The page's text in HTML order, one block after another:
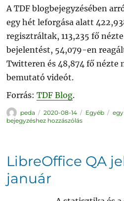
A TDF blogbejegyzésében
egy hét leforgása alatt
regisztráltak, 113,235 fő
bejelentést, 54,079-en
Twitteren és 48,874 fő nézte
bemutató videót.
Forrás:TDF Blog.
Szerző
peda Közzétéve
2020-08-14 Kategória
Egyéb
bejegyzéshez hozzászólás
LibreOffice QA
január